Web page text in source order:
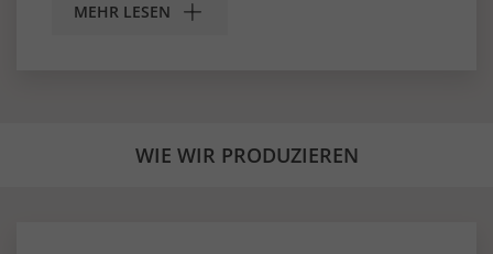
MEHR LESEN
WIE WIR PRODUZIEREN